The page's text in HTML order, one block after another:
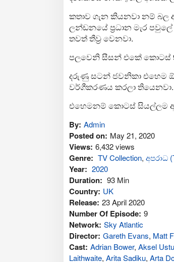
කතාව ගැන කියනවා නම් බල
ලන්ඩනයේ ප්‍රධාන මැර
තවත් තීව්‍ර වෙනවා.
පලවෙනි සීසන් එකේ කොටස්
දරුණු සටන් ජවනිකා එහෙම
වර්ගීකරණය කරලා තියෙනවා.
එහෙමනම් කොටස් සියල්ලම
By: Admin
Posted on: May 21, 2020
Views: 6,432 views
Genre: TV Collection, අප‍රාධ
Year: 2020
Duration: 93 Min
Country: UK
Release: 23 April 2020
Number Of Episode: 9
Network: Sky Atlantic
Director: Gareth Evans, Matt
Cast: Adrian Bower, Aksel
Laithwaite, Arita Sadiku, Arta